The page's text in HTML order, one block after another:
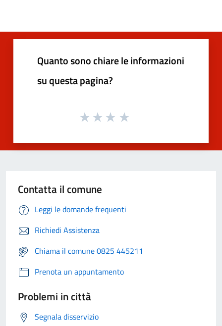
Quanto sono chiare le informazioni
su questa pagina?
Contatta il comune
Leggi le domande frequenti
Richiedi Assistenza
Chiama il comune 0825 445211
Prenota un appuntamento
Problemi in città
Segnala disservizio